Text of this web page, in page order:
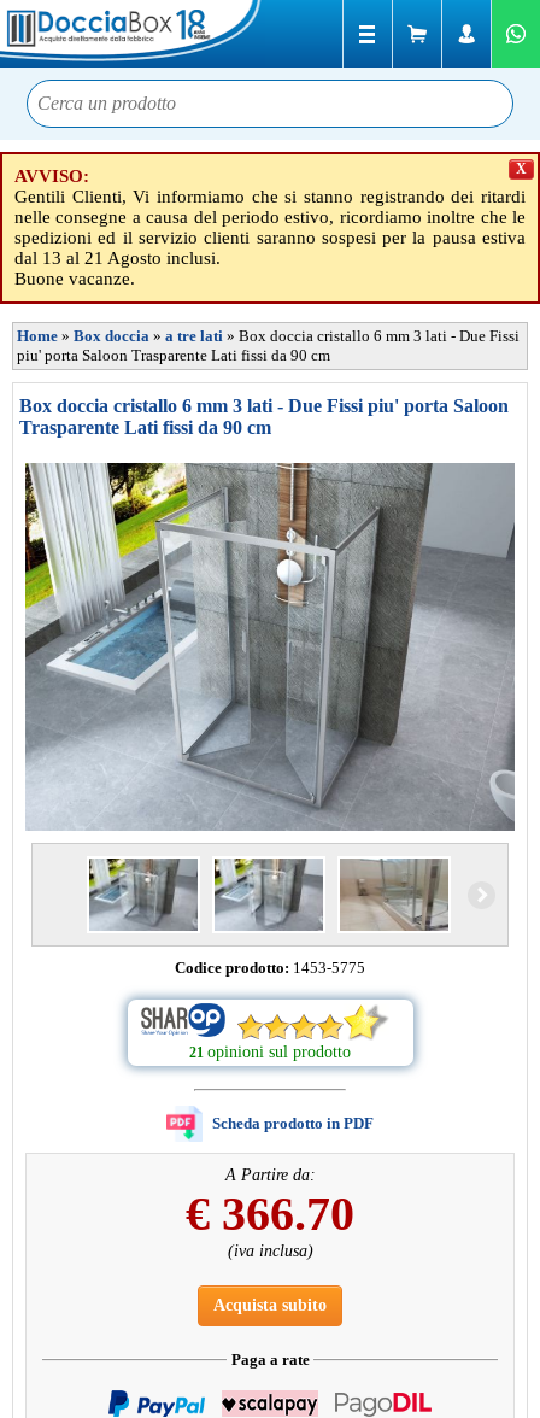
AVVISO:
Gentili Clienti, Vi informiamo che si stanno registrando dei ritardi
nelle consegne a causa del periodo estivo, ricordiamo inoltre che le
spedizioni ed il servizio clienti saranno sospesi per la pausa estiva
dal 13 al 21 Agosto inclusi.
Buone vacanze.
X
Home » Box doccia » a tre lati » Box doccia cristallo 6 mm 3 lati - Due Fissi
piu' porta Saloon Trasparente Lati fissi da 90 cm
Box doccia cristallo 6 mm 3 lati - Due Fissi piu' porta Saloon
Trasparente Lati fissi da 90 cm
Codice prodotto: 1453-5775
21 opinioni sul prodotto
Scheda prodotto in PDF
A Partire da:
€ 366.70
(iva inclusa)
Acquista subito
Paga a rate